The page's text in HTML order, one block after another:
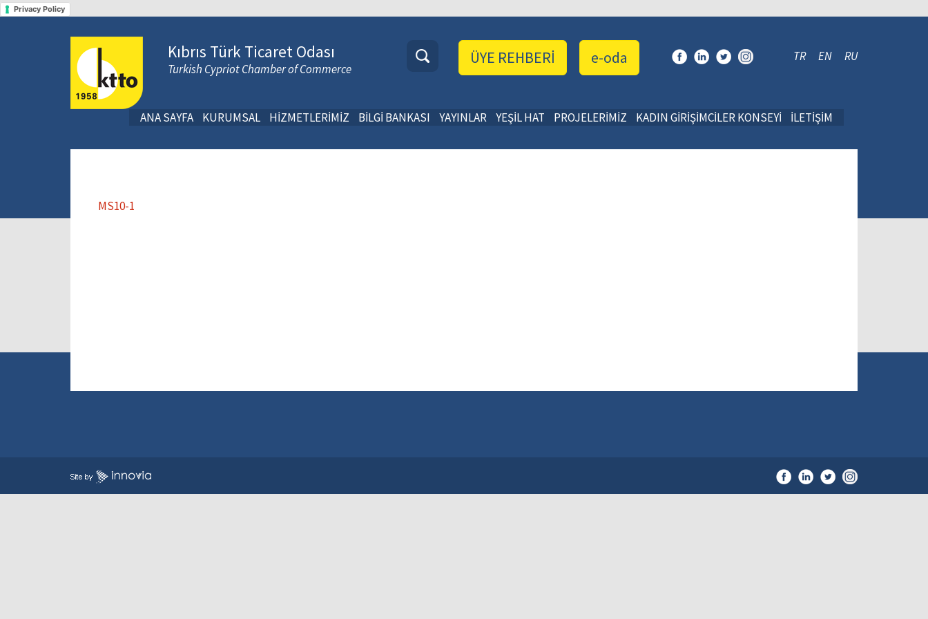
Privacy Policy
Kıbrıs Türk Ticaret Odası
Turkish Cypriot Chamber of Commerce
TR EN RU
e-oda
ÜYE REHBERİ
ANA SAYFA KURUMSAL HİZMETLERİMİZ BİLGİ BANKASI YAYINLAR YEŞİL HAT PROJELERİMİZ KADIN GİRİŞİMCİLER KONSEYİ İLETİŞİM
MS10-1